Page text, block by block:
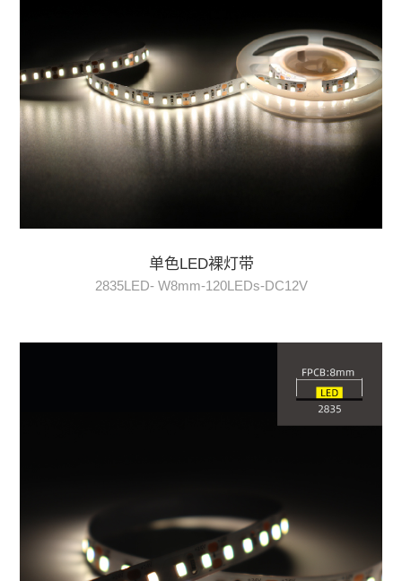
单色LED裸灯带
2835LED- W8mm-120LEDs-DC12V